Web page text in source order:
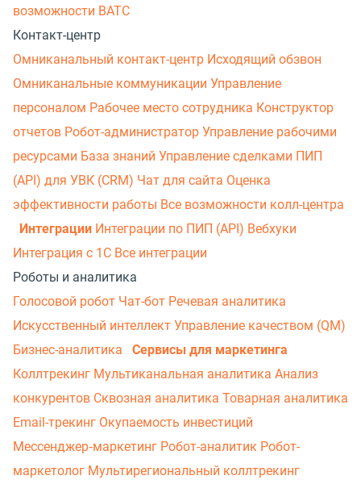
возможности ВАТС
Контакт-центр
Омниканальный контакт-центр Исходящий обзвон
Омниканальные коммуникации Управление
персоналом Рабочее место сотрудника Конструктор
отчетов Робот-администратор Управление рабочими
ресурсами База знаний Управление сделками ПИП
(API) для УВК (CRM) Чат для сайта Оценка
эффективности работы Все возможности колл-центра
Интеграции Интеграции по ПИП (API) Вебхуки
Интеграция с 1С Все интеграции
Роботы и аналитика
Голосовой робот Чат-бот Речевая аналитика
Искусственный интеллект Управление качеством (QM)
Бизнес-аналитика
Сервисы для маркетинга
Коллтрекинг Мультиканальная аналитика Анализ
конкурентов Сквозная аналитика Товарная аналитика
Email-трекинг Окупаемость инвестиций
Мессенджер‑маркетинг Робот-аналитик Робот-
маркетолог Мультирегиональный коллтрекинг